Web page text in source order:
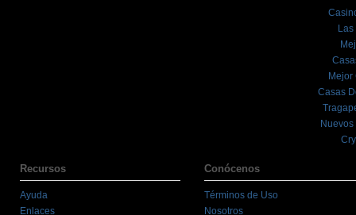
Mejor
Casas
Recursos
Ayuda
Enlaces
Conócenos
Términos de Uso
Nosotros